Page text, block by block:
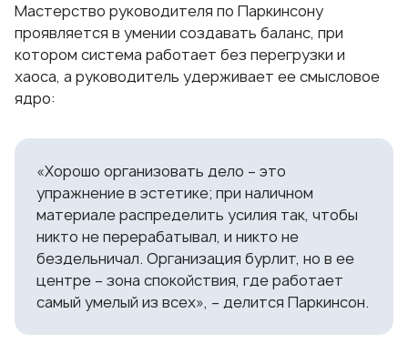
Мастерство руководителя по Паркинсону
проявляется в умении создавать баланс, при
котором система работает без перегрузки и
хаоса, а руководитель удерживает ее смысловое
ядро:
«Хорошо организовать дело – это
упражнение в эстетике; при наличном
материале распределить усилия так, чтобы
никто не перерабатывал, и никто не
бездельничал. Организация бурлит, но в ее
центре – зона спокойствия, где работает
самый умелый из всех», – делится Паркинсон.